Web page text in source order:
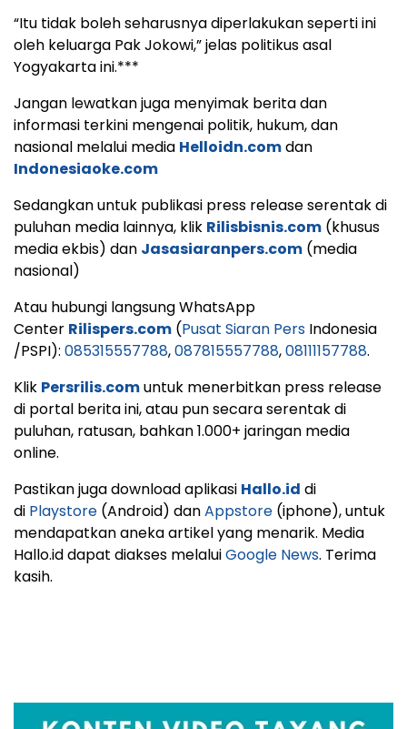
“Itu tidak boleh seharusnya diperlakukan seperti ini
oleh keluarga Pak Jokowi,” jelas politikus asal
Yogyakarta ini.***
Jangan lewatkan juga menyimak berita dan
informasi terkini mengenai politik, hukum, dan
nasional melalui media Helloidn.comdan
Indonesiaoke.com
Sedangkan untuk publikasi press release serentak di
puluhan media lainnya, klik Rilisbisnis.com (khusus
media ekbis) dan Jasasiaranpers.com (media
nasional)
Atau hubungi langsung WhatsApp
Center Rilispers.com (Pusat Siaran Pers Indonesia
/PSPI): 085315557788,087815557788,08111157788.
Klik Persrilis.comuntuk menerbitkan press release
di portal berita ini, atau pun secara serentak di
puluhan, ratusan, bahkan 1.000+ jaringan media
online.
Pastikan juga download aplikasi Hallo.id di
di Playstore (Android) danAppstore (iphone), untuk
mendapatkan aneka artikel yang menarik. Media
Hallo.id dapat diakses melaluiGoogle News. Terima
kasih.